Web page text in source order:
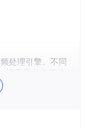
处理引擎。不同
能分配编码资
进行频谱分析，